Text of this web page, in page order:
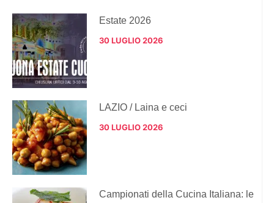
Estate 2026
30 LUGLIO 2026
LAZIO / Laina e ceci
30 LUGLIO 2026
Campionati della Cucina Italiana: le